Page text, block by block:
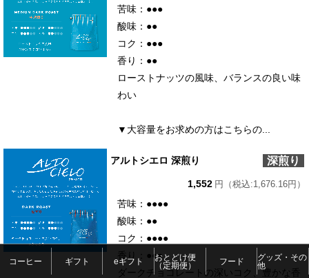
苦味：●●●
酸味：●●
コク：●●●
香り：●●
ローストナッツの風味、バランスの良い味
わい
▼大容量をお求めの方はこちらの...
アルトシエロ 深煎り 深煎り
1,552 円（税込:1,676.16円）
苦味：●●●●
酸味：●●
コク：●●●●
香り：●●●
ダークチョコレートの深いコク、豊かな香
コーヒー ギフト eギフト
おとどけ便
（定期便）
フード
グッズ・その
他